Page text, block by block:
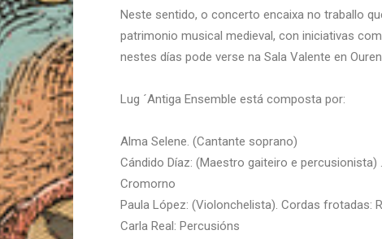
Neste sentido, o concerto encaixa no traballo
patrimonio musical medieval, con iniciativas
nestes días pode verse na Sala Valente en
Lug ´Antiga Ensemble está composta por:
Alma Selene. (Cantante soprano)
Cándido Díaz: (Maestro gaiteiro e percusionista)
Cromorno
Paula López: (Violonchelista). Cordas frotadas:
Carla Real: Percusións